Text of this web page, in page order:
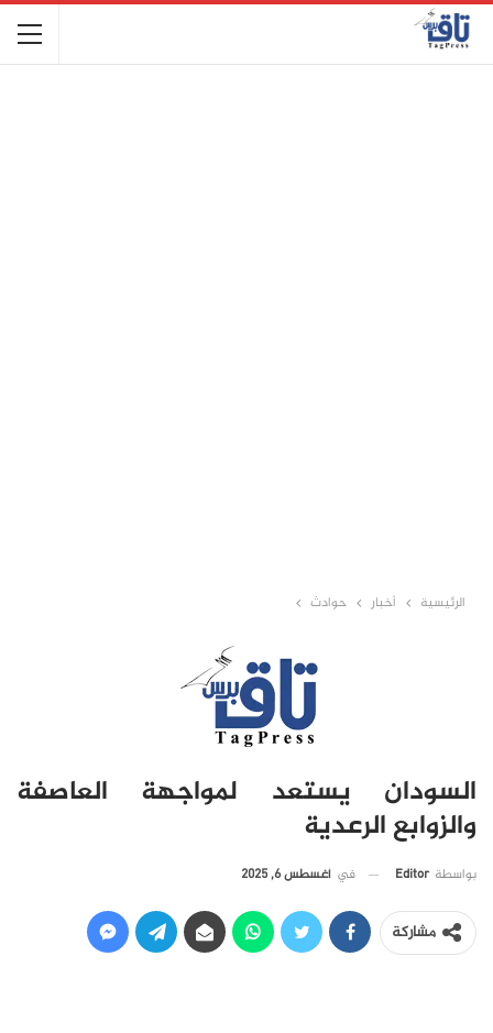
الرئيسية أخبار حوادث
السودان يستعد لمواجهة العاصفة
والزوابع الرعدية
بواسطة Editor في أغسطس 6, 2025
مشاركة